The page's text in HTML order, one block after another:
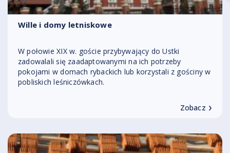
Wille i domy letniskowe
W połowie XIX w. goście przybywający do Ustki
zadowalali się zaadaptowanymi na ich potrzeby
pokojami w domach rybackich lub korzystali z gościny w
pobliskich leśniczówkach.
Zobacz ›